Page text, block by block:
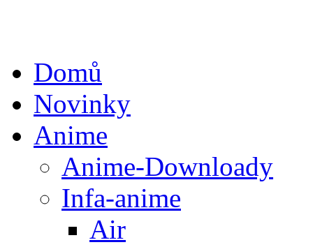
Domů
Novinky
Anime
Anime-Downloady
Infa-anime
Air